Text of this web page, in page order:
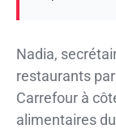
Nadia,
restaurants
Carrefour à
alimentaires